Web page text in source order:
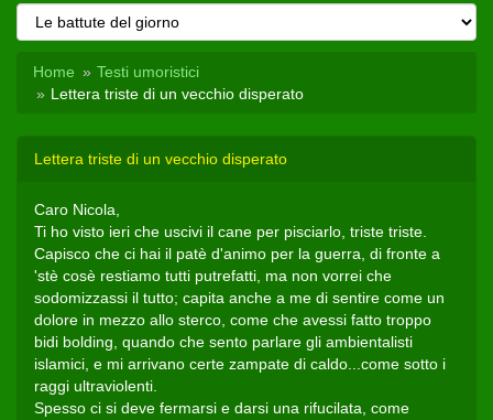
Home
Testi umoristici
Lettera triste di un vecchio disperato
Lettera triste di un vecchio disperato
Caro Nicola,
Ti ho visto ieri che uscivi il cane per pisciarlo, triste triste.
Capisco che ci hai il patè d'animo per la guerra, di fronte a
'stè cosè restiamo tutti putrefatti, ma non vorrei che
sodomizzassi il tutto; capita anche a me di sentire come un
dolore in mezzo allo sterco, come che avessi fatto troppo
bidi bolding, quando che sento parlare gli ambientalisti
islamici, e mi arrivano certe zampate di caldo...come sotto i
raggi ultraviolenti.
Spesso ci si deve fermarsi e darsi una rifucilata, come